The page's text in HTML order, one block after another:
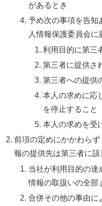
があるとき
予め次の事項を告知
人情報保護委員会に
利用目的に第三
第三者に提供さ
第三者への提供
本人の求めに応
を停止すること
本人の求めを受
前項の定めにかかわら
報の提供先は第三者に該
当社が利用目的の達
情報の取扱いの全部
合併その他の事由に